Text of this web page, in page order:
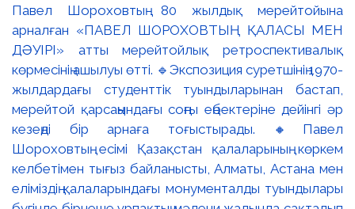
Павел Шороховтың 80 жылдық мерейтойына
арналған «ПАВЕЛ ШОРОХОВТЫҢ ҚАЛАСЫ МЕН
ДӘУІРІ» атты мерейтойлық ретроспективалық
көрмесінің ашылуы өтті. 🔹Экспозиция суретшінің 1970-
жылдардағы студенттік туындыларынан бастап,
мерейтой қарсаңындағы соңғы еңбектеріне дейінгі әр
кезеңді бір арнаға тоғыстырады. 🔸Павел
Шороховтың есімі Қазақстан қалаларының көркем
келбетімен тығыз байланысты, Алматы, Астана мен
еліміздің қалаларындағы монументалды туындылары